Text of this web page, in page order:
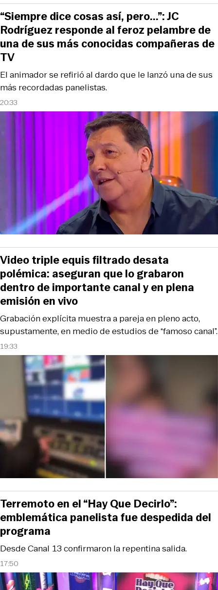
20:33
El animador se refirió al dardo que le lanzó una de sus
más recordadas panelistas.
“Siempre dice cosas así, pero...”: JC
Rodríguez responde al feroz pelambre de
una de sus más conocidas compañeras de
TV
19:33
Grabación explícita muestra a pareja en pleno acto,
supustamente, en medio de estudios de “famoso canal”.
Video triple equis filtrado desata
polémica: aseguran que lo grabaron
dentro de importante canal y en plena
emisión en vivo
17:50
Desde Canal 13 confirmaron la repentina salida.
Terremoto en el “Hay Que Decirlo”:
emblemática panelista fue despedida del
programa